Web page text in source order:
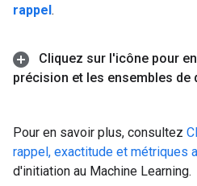
rappel .
Cliquez sur l'icône pour
précision et les ensembles de
Pour en savoir plus, consultez
rappel, exactitude et métriques
d'initiation au Machine Learning.